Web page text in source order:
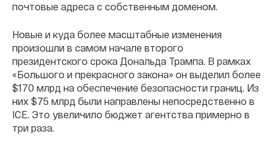
почтовые адреса с собственным доменом.
Новые и куда более масштабные изменения
произошли в самом начале второго
президентского срока Дональда Трампа. В рамках
«Большого и прекрасного закона» он выделил более
$170 млрд на обеспечение безопасности границ. Из
них $75 млрд были направлены непосредственно в
ICE. Это увеличило бюджет агентства примерно в
три раза.